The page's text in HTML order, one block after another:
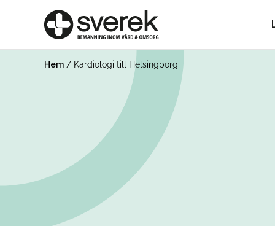
Hem / Kardiologi till Helsingborg